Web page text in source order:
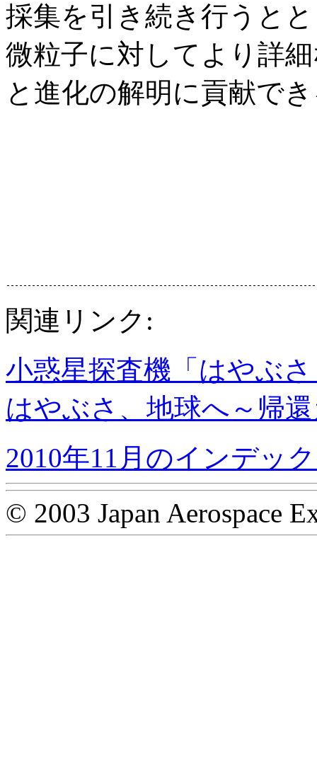
採集を引き続き行うと
微粒子に対してより詳
と進化の解明に貢献で
関連リンク:
小惑星探査機「はやぶ
はやぶさ、地球へ～帰
2010年11月のインデッ
© 2003 Japan Aerospace